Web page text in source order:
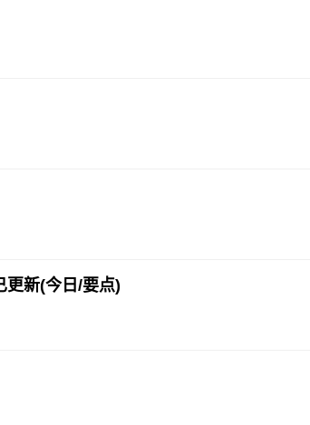
更新(今日/要点)